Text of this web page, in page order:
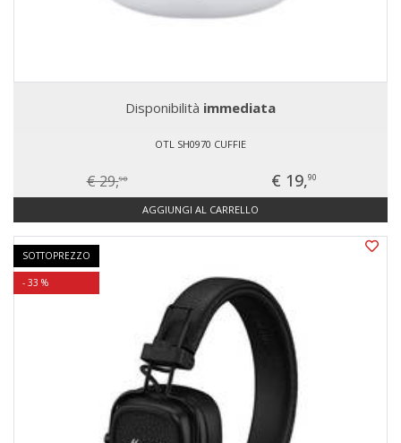
Disponibilità immediata
OTL SH0970 CUFFIE
€ 29,90 € 19,90
AGGIUNGI AL CARRELLO
SOTTOPREZZO
- 33 %